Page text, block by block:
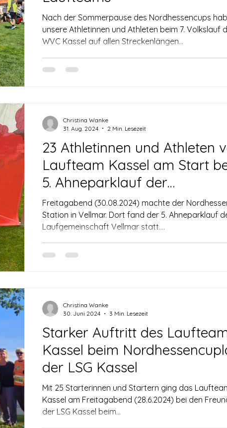
Nach der Sommerpause des Nordhessencups
unsere Athletinnen und Athleten beim 7. Volkslauf
WVC Kassel auf allen Streckenlängen...
23 Athletinnen und Athleten
Laufteam Kassel am Start
5. Ahneparklauf der
Laufgemeinschaft Vellmar -
Altersklassensiege
Freitagabend (30.08.2024) machte der
Station in Vellmar. Dort fand der 5. Ahneparklauf
Laufgemeinschaft Vellmar statt....
Christina Wanke
31. Aug. 2024
2 Min. Lesezeit
Starker Auftritt des
Kassel beim
der LSG Kassel
Mit 25 Starterinnen und Startern ging das
Kassel am Freitagabend (28.6.2024) bei den
der LSG Kassel beim...
Christina Wanke
30. Juni 2024
3 Min. Lesezeit